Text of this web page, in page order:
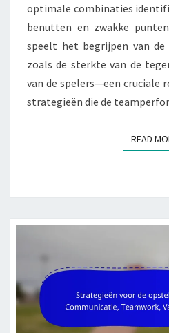
optimale combinaties
benutten en zwakke
speelt het begrijpen van
zoals de sterkte van de
van de spelers—een cruciale
strategieën die de
READ